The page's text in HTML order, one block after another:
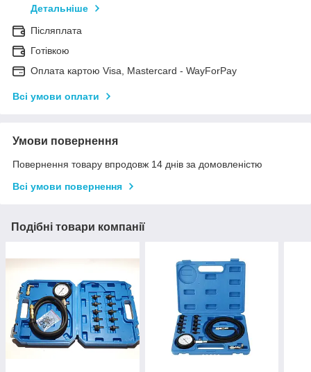
Детальніше
Післяплата
Готівкою
Оплата картою Visa, Mastercard - WayForPay
Всі умови оплати
Умови повернення
Повернення товару впродовж 14 днів за домовленістю
Всі умови повернення
Подібні товари компанії